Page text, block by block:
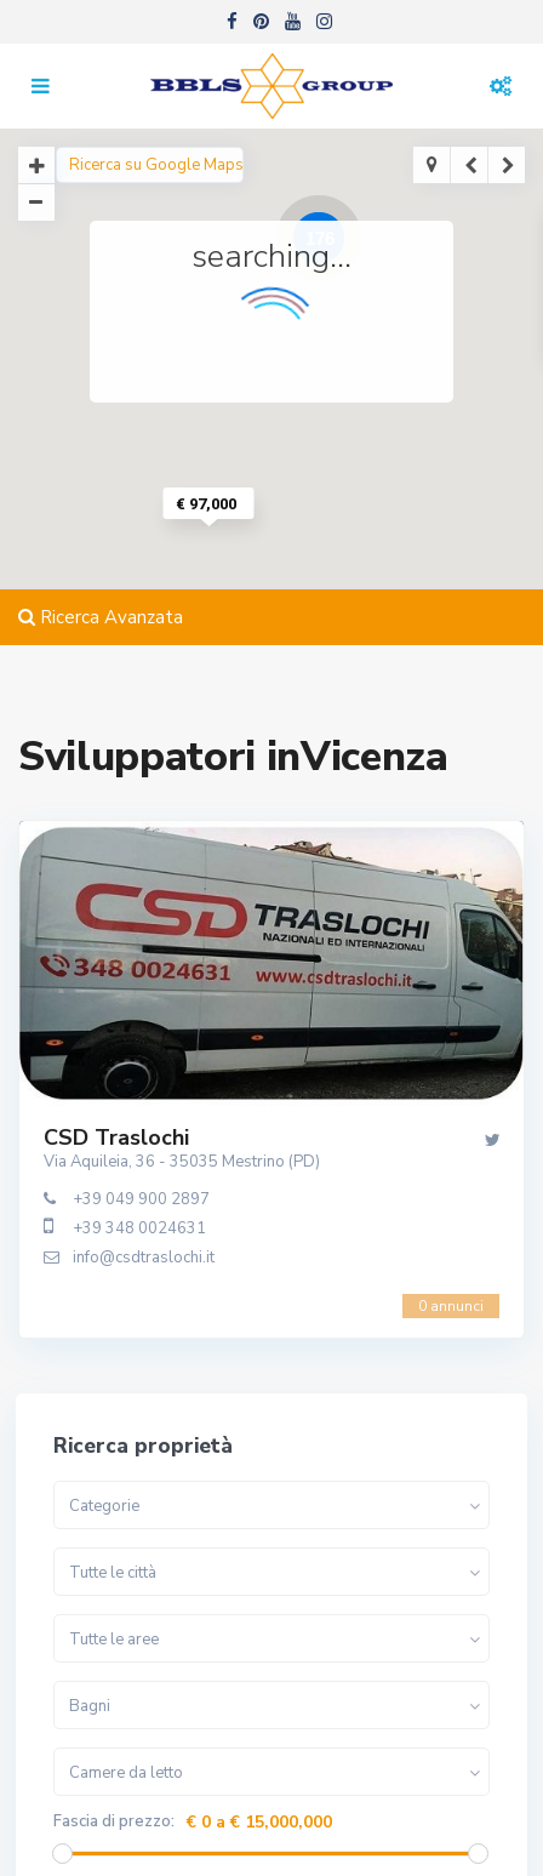
€ 97,000
searching...
Ricerca Avanzata
Sviluppatori inVicenza
CSD Traslochi
Via Aquileia, 36 - 35035 Mestrino (PD)
+39 049 900 2897
+39 348 0024631
info@csdtraslochi.it
0 annunci
Ricerca proprietà
Categorie
Tutte le città
Tutte le aree
Bagni
Camere da letto
Fascia di prezzo: € 0 a € 15,000,000